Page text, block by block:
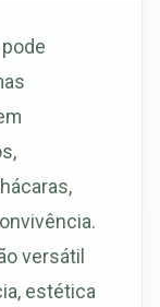
versátil
estética